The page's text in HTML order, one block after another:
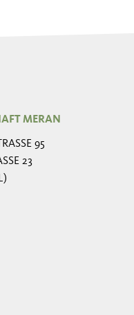
MERAN
95
23